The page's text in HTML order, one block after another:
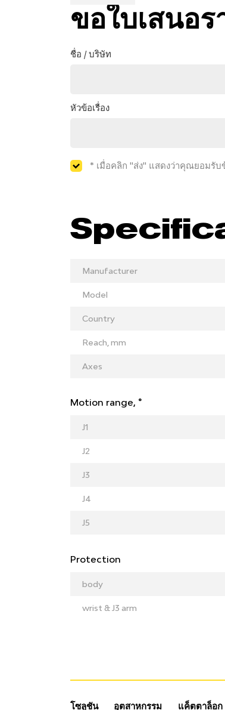
ขอใบเสนอร
ชื่อ / บริษัท
หัวข้อเรื่อง
* เมื่อคลิก "ส่ง" แสดงว่าคุณยอมรับ
Manufacturer
Model
Country
Reach, mm
Axes
Motion range, °
J1
J2
J3
J4
J5
Protection
body
wrist & J3 arm
โซลูชัน อุตสาหกรรม แค็ตตาล็อก